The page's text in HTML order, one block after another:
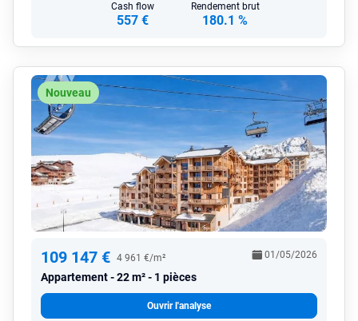
Cash flow
557 €
Rendement brut
180.1 %
Nouveau
109 147 € 4 961 €/m²
Appartement 22 m² - 1 pièces
01/05/2026
Ouvrir l'analyse